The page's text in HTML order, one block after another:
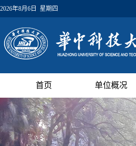
2026年8月6日 星期四
首页 单位概况